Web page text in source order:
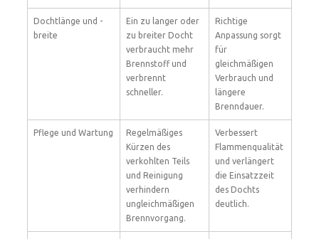
Dochtlänge und -
breite
Ein zu langer oder
zu breiter Docht
verbraucht mehr
Brennstoff und
verbrennt
schneller.
Richtige
Anpassung sorgt
für
gleichmäßigen
Verbrauch und
längere
Brenndauer.
Pflege und Wartung
Regelmäßiges
Kürzen des
verkohlten Teils
und Reinigung
verhindern
ungleichmäßigen
Brennvorgang.
Verbessert
Flammenqualität
und verlängert
die Einsatzzeit
des Dochts
deutlich.